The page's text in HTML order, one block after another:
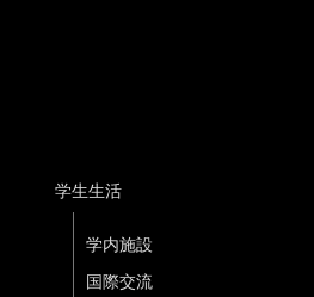
学生生活
学内施設
国際交流